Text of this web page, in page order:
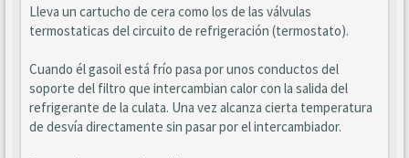
Lleva un cartucho de cera como los de las válvulas
termostaticas del circuito de refrigeración (termostato).
Cuando él gasoil está frío pasa por unos conductos del
soporte del filtro que intercambian calor con la salida del
refrigerante de la culata. Una vez alcanza cierta temperatura
de desvía directamente sin pasar por el intercambiador.